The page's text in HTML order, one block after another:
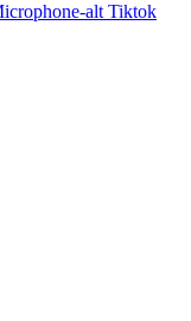
alt Tiktok